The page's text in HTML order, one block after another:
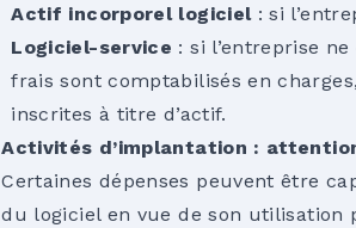
Actif incorporel logiciel: si
Logiciel-service : si l’entreprise
frais sont comptabilisés en
inscrites à titre d’actif.
Activités d’implantation :
Certaines dépenses peuvent être
du logiciel en vue de son utilisation